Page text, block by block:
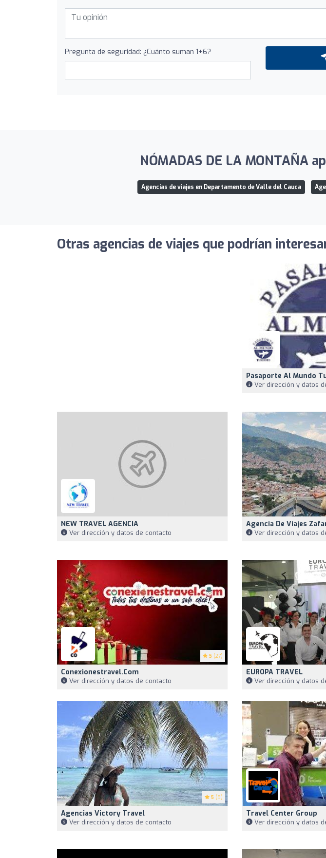
Pregunta de seguridad: ¿Cuánto suman 1+6?
NÓMADAS DE LA MONTAÑA
Agencias de viajes en Departamento de Valle del Cauca
Otras agencias de viajes que podrían
Pasaporte Al Mundo
Ver dirección y datos
NEW TRAVEL AGENCIA
Ver dirección y datos de contacto
Agencia De Viajes
Ver dirección y datos
5 (27)
Conexionestravel.com
Ver dirección y datos de contacto
EUROPA TRAVEL
Ver dirección y datos
5 (5)
Agencias Victory Travel
Ver dirección y datos de contacto
Travel Center Group
Ver dirección y datos